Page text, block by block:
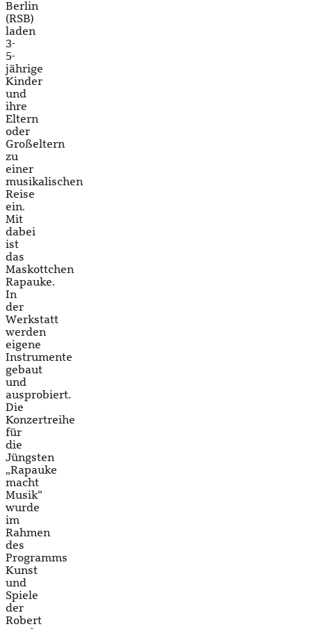
Berlin
(RSB)
laden
3-
5-
jährige
Kinder
und
ihre
Eltern
oder
Großeltern
zu
einer
musikalischen
Reise
ein.
Mit
dabei
ist
das
Maskottchen
Rapauke.
In
der
Werkstatt
werden
eigene
Instrumente
gebaut
und
ausprobiert.
Die
Konzertreihe
für
die
Jüngsten
„Rapauke
macht
Musik“
wurde
im
Rahmen
des
Programms
Kunst
und
Spiele
der
Robert